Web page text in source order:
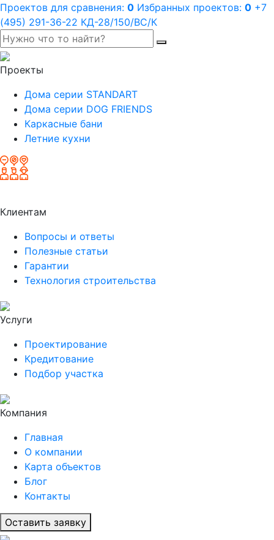
Проектов для сравнения: 0 Избранных проектов: 0 +7
(495) 291-36-22 КД-28/150/ВС/К
Проекты
Дома серии STANDART
Дома серии DOG FRIENDS
Каркасные бани
Летние кухни
Клиентам
Вопросы и ответы
Полезные статьи
Гарантии
Технология строительства
Услуги
Проектирование
Кредитование
Подбор участка
Компания
Главная
О компании
Карта объектов
Блог
Контакты
Оставить заявку